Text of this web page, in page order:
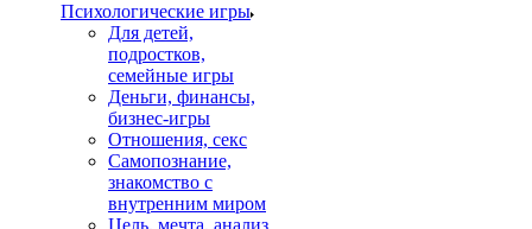
Психологические игры
Для детей,
подростков,
семейные игры
Деньги, финансы,
бизнес-игры
Отношения, секс
Самопознание,
знакомство с
внутренним миром
Цель, мечта, анализ